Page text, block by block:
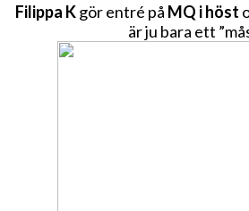
Filippa Kgör entré på MQ i höst
är ju bara ett